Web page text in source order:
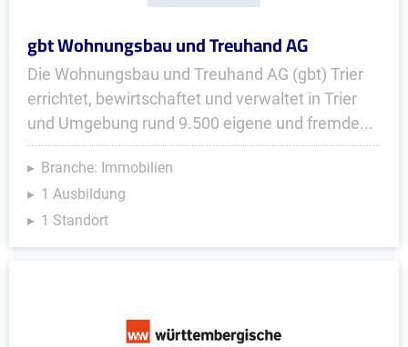
gbt Wohnungsbau und Treuhand AG
Die Wohnungsbau und Treuhand AG (gbt) Trier
errichtet, bewirtschaftet und verwaltet in Trier
und Umgebung rund 9.500 eigene und fremde...
Branche: Immobilien
1 Ausbildung
1 Standort